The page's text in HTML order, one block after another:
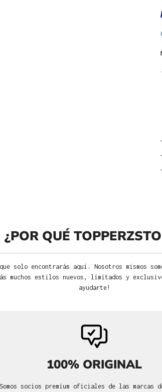
¿POR QUÉ
solo encontrarás aquí. Nosotros mismos
muchos estilos nuevos, limitados y
ayudarte!
100% ORIGINAL
Somos socios premium oficiales de las marcas